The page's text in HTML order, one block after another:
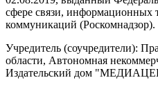
сфере связи, информационных
коммуникаций (Роскомнадзор).
Учредитель (соучредители):
области, Автономная
Издательский дом